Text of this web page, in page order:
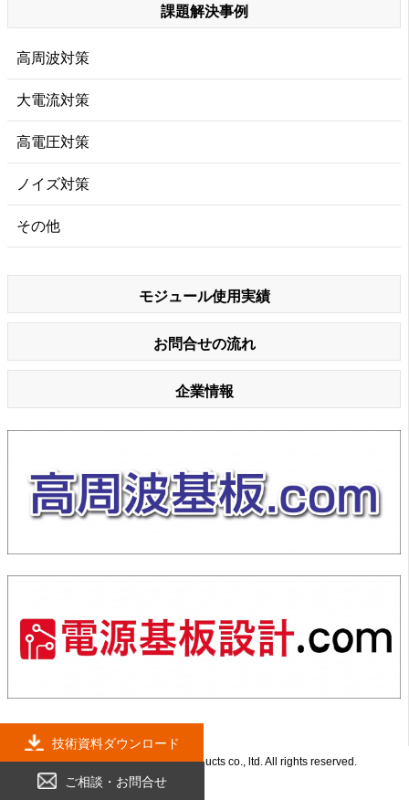
課題解決事例
高周波対策
大電流対策
高電圧対策
ノイズ対策
その他
モジュール使用実績
お問合せの流れ
企業情報
技術資料ダウンロード
ご相談・お問合せ
Copyright © 2021 System products co., ltd. All rights reserved.